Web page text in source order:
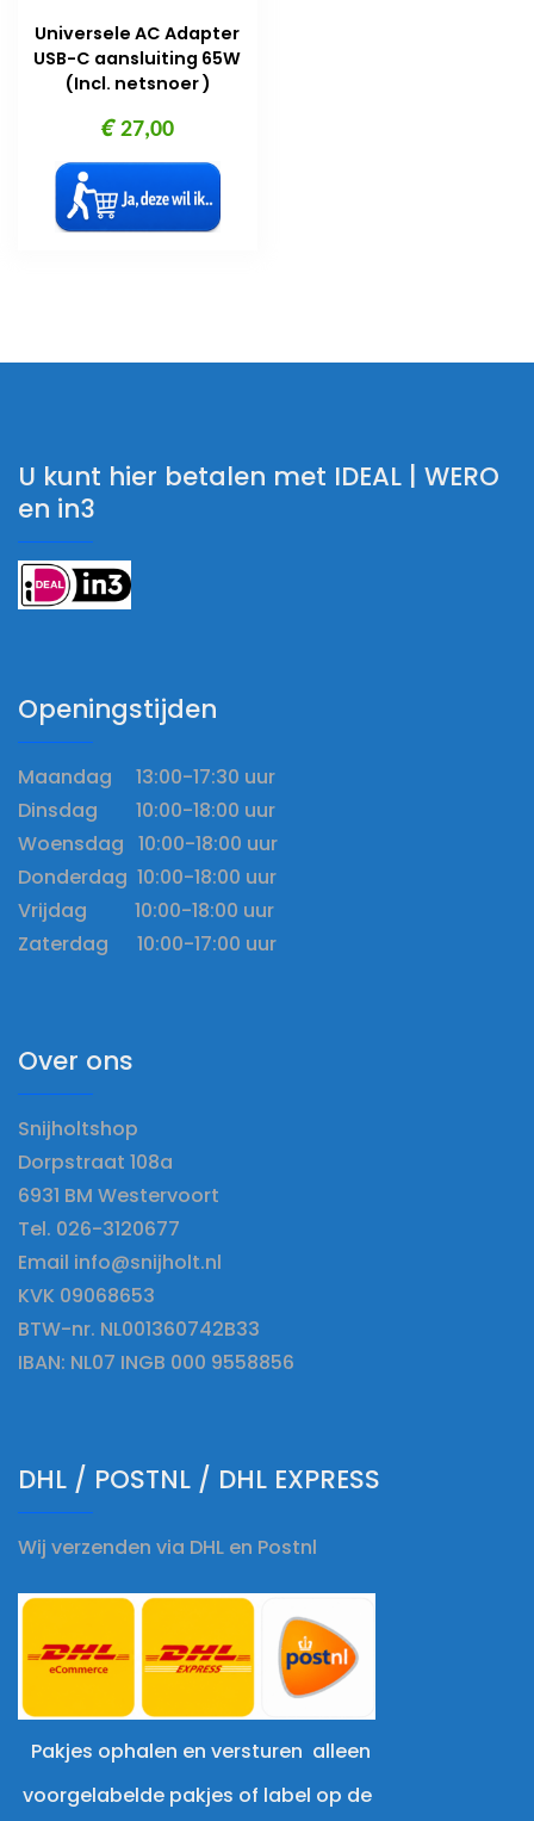
Universele AC Adapter
USB-C aansluiting 65W
(Incl. netsnoer )
€27,00
U kunt hier betalen met IDEAL | WERO
en in3
Openingstijden
Maandag 13:00-17:30 uur
Dinsdag 10:00-18:00 uur
Woensdag 10:00-18:00 uur
Donderdag 10:00-18:00 uur
Vrijdag 10:00-18:00 uur
Zaterdag 10:00-17:00 uur
Over ons
Snijholtshop
Dorpstraat 108a
6931 BM Westervoort
Tel. 026-3120677
Email info@snijholt.nl
KVK 09068653
BTW-nr. NL001360742B33
IBAN: NL07 INGB 000 9558856
DHL / POSTNL / DHL EXPRESS
Wij verzenden via DHL en Postnl
Pakjes ophalen en versturen alleen
voorgelabelde pakjes of label op de